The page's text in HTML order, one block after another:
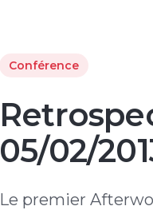
Conférence
05/02/
Le premier